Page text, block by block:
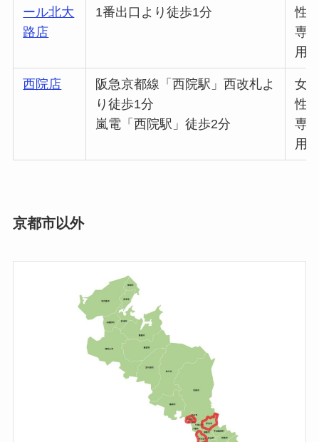
ール北大
路店
1番出口より徒歩1分
性
専
用
西院店
阪急京都線「西院駅」西改札よ
り徒歩1分
嵐電「西院駅」徒歩2分
女
性
専
用
京都市以外